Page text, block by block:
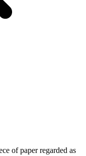
of paper regarded as